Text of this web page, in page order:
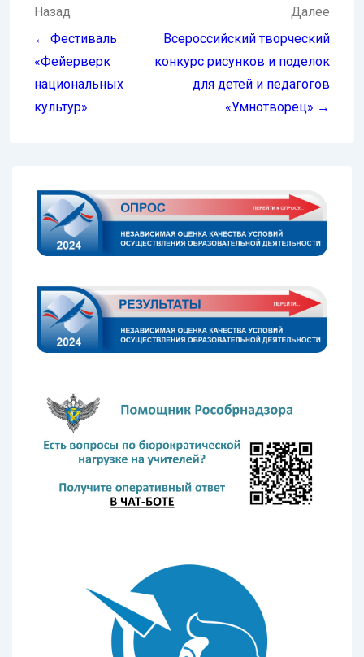
Навигация
по
записям
Назад
← Фестиваль
«Фейерверк
национальных
культур»
Далее
Всероссийский творческий
конкурс рисунков и поделок
для детей и педагогов
«Умнотворец» →